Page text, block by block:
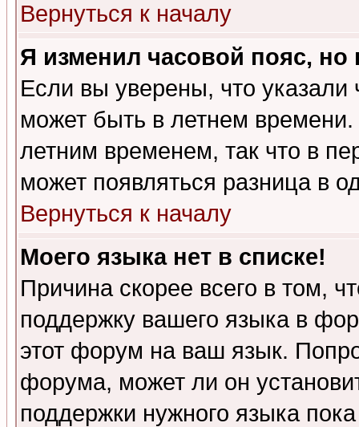
Вернуться к началу
Я изменил часовой пояс,
Если вы уверены, что указали
может быть в летнем
летним временем, так что в
может появляться разница в
Вернуться к началу
Моего языка нет в списке!
Причина скорее всего в том,
поддержку вашего языка в
этот форум на ваш язык.
форума, может ли он
поддержки нужного языка